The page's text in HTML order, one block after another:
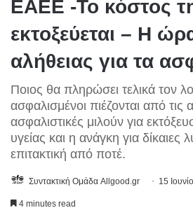
EAEE -Το κόστος
εκτοξεύεται – Η
αλήθειας για τα
Ποιος θα πληρώσει τελικά τον
ασφαλισμένοι πιέζονται από τις
ασφαλιστικές μιλούν για
υγείας και η ανάγκη για δίκαιες
επιτακτική από ποτέ.
Συντακτική Ομάδα Allgood.gr 15
4 minutes read